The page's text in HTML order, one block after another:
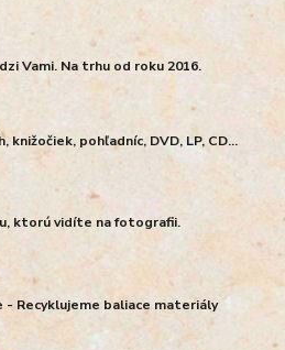
Vami. Na trhu od roku 2016.
knižočiek, pohľadníc, DVD, LP, CD...
ktorú vidíte na fotografii.
Recyklujeme baliace materiály